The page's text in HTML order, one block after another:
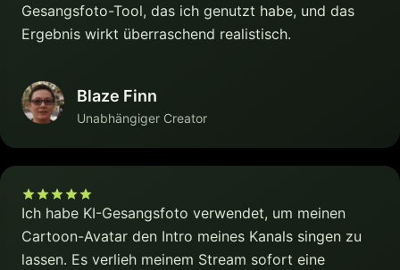
Gesangsfoto-Tool, das ich genutzt habe, und das
Ergebnis wirkt überraschend realistisch.
Blaze Finn
Unabhängiger Creator
Ich habe KI-Gesangsfoto verwendet, um meinen
Cartoon-Avatar den Intro meines Kanals singen zu
lassen. Es verlieh meinem Stream sofort eine